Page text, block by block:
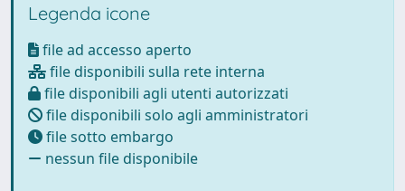
Legenda icone
file ad accesso aperto
file disponibili sulla rete interna
file disponibili agli utenti autorizzati
file disponibili solo agli amministratori
file sotto embargo
nessun file disponibile